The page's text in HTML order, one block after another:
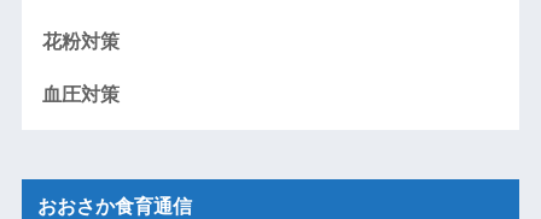
花粉対策
血圧対策
おおさか食育通信